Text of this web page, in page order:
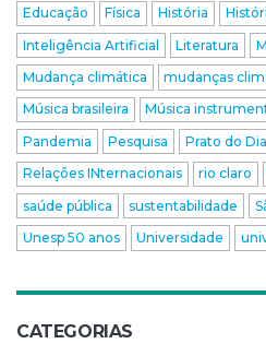
Educação
Física História
Inteligência Artificial
Literatura
Mudança climática
mudanças
Música brasileira
Música
Pandemia
Pesquisa Prato do Dia
Relações INternacionais
rio claro
saúde pública
sustentabilidade
Unesp 50 anos
Universidade
CATEGORIAS